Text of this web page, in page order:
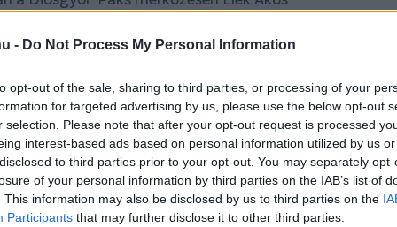
- Do Not Process My Personal Information
opt-out of the sale, sharing to third parties, or processing of your
for targeted advertising by us, please use the below opt-out
selection. Please note that after your opt-out request is processed
interest-based ads based on personal information utilized by us
to third parties prior to your opt-out. You may separately
of your personal information by third parties on the IAB’s list of
This information may also be disclosed by us to third parties on the
Participants that may further disclose it to other third parties.
a szövetségnél, a DVTK
eltiltást.Az eset után mindkét
pedig Elek hosszabban is kitért a közte
hogy Szakály Dénes feljelentése azért
– kezdteElek Ákosa csakfoci.hu-nak.-